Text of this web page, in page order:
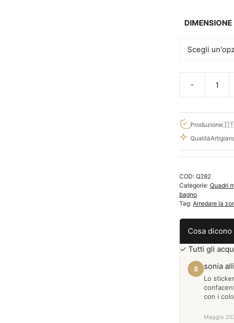
DIMENSIONE
quadri
moderni
paesaggio
cascata
tele
Q282
quantità
Produzione🇮🇹
Qualità
COD: Q282
Categorie: Quadri
bagno
Tag: Arredare la
Cosa
✓ Tutti gli
S sonia
Lo
con i
Maggio